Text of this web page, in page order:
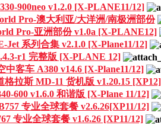
900neo v1.2.0 [X-PLANE11/12]
Pro-澳大利亚/大洋洲/南极洲部份
Pro-亚洲部份 v1.0a [X-PLANE12]
系列合集 v2.1.0 [X-Plane11/12]
r1 完整版 [X-PLANE 12]
中客车 A380 v14.6 [X-Plane11/12]
拉斯 MD-11 货机版 v1.20.15 [XP12]
600 v1.6.0 和谐版 [X-Plane 11/12]
专业全球套餐 v2.6.26[XP11/12]
专业全球套餐 v1.6.26 [XP11/12]